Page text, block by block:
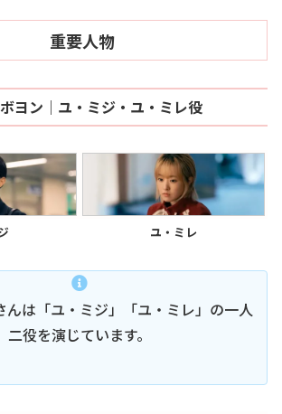
重要人物
ヨン｜ユ・ミジ・ユ・ミレ役
ユ・ミレ
んは「ユ・ミジ」「ユ・ミレ」の一人
二役を演じています。